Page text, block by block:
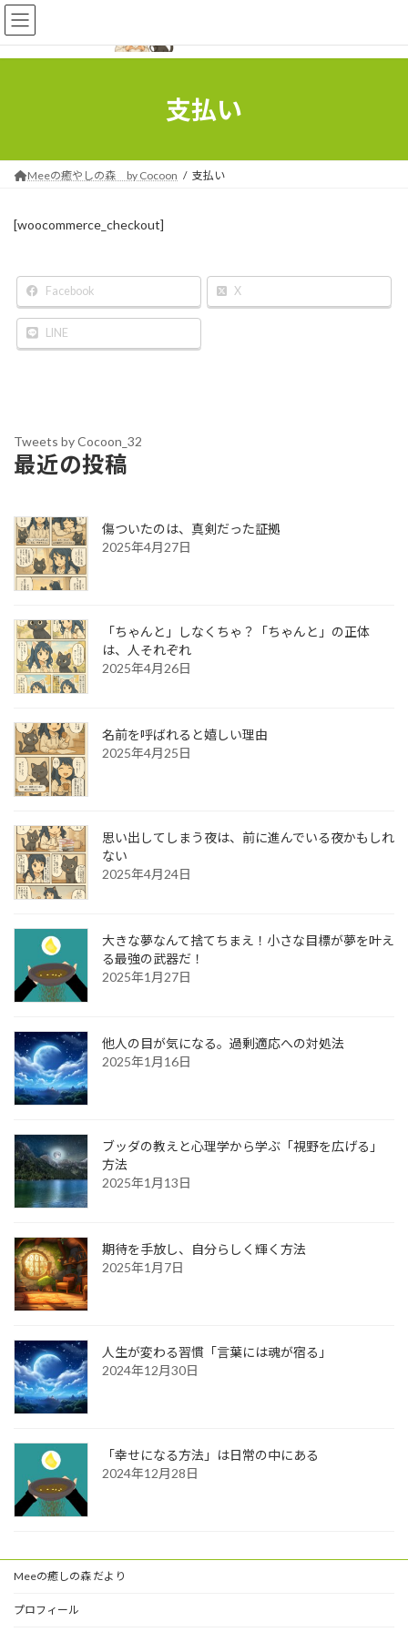
コ
ン
テ
ン
ナ
ビ
ゲ
ー
支払い
Meeの癒やしの森 by Cocoon 支払い
[woocommerce_checkout]
Facebook X
LINE
Tweets by Cocoon_32
最近の投稿
傷ついたのは、真剣だった証拠
2025年4月27日
「ちゃんと」しなくちゃ？「ちゃんと」の正体
は、人それぞれ
2025年4月26日
名前を呼ばれると嬉しい理由
2025年4月25日
思い出してしまう夜は、前に進んでいる夜かもしれ
ない
2025年4月24日
大きな夢なんて捨てちまえ！小さな目標が夢を叶え
る最強の武器だ！
2025年1月27日
他人の目が気になる。過剰適応への対処法
2025年1月16日
ブッダの教えと心理学から学ぶ「視野を広げる」
方法
2025年1月13日
期待を手放し、自分らしく輝く方法
2025年1月7日
人生が変わる習慣「言葉には魂が宿る」
2024年12月30日
「幸せになる方法」は日常の中にある
2024年12月28日
Meeの癒しの森 だより
プロフィール